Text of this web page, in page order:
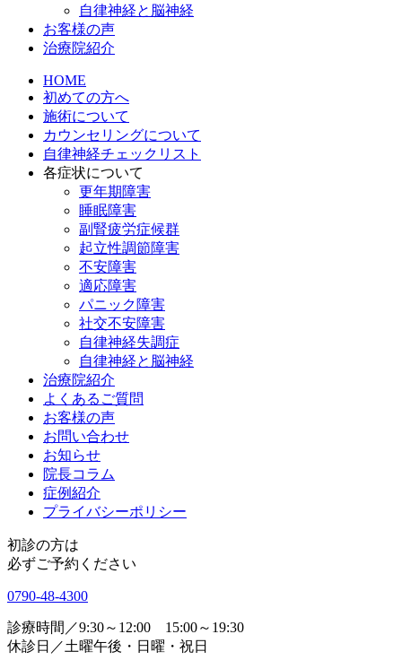
自律神経と脳神経
お客様の声
治療院紹介
HOME
初めての方へ
施術について
カウンセリングについて
自律神経チェックリスト
各症状について
更年期障害
睡眠障害
副腎疲労症候群
起立性調節障害
不安障害
適応障害
パニック障害
社交不安障害
自律神経失調症
自律神経と脳神経
治療院紹介
よくあるご質問
お客様の声
お問い合わせ
お知らせ
院長コラム
症例紹介
プライバシーポリシー
初診の方は
必ずご予約ください
0790-48-4300
診療時間／9:30～12:00 15:00～19:30
休診日／土曜午後・日曜・祝日